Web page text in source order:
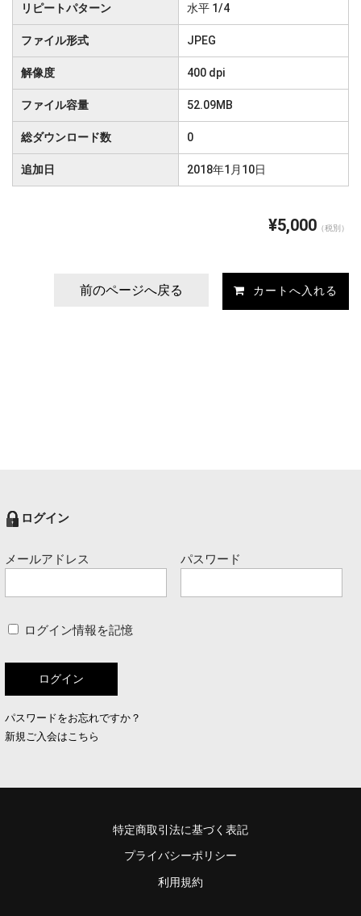
リピートパターン 水平 1/4
ファイル形式 JPEG
解像度 400 dpi
ファイル容量 52.09MB
総ダウンロード数 0
追加日 2018年1月10日
¥5,000 （税別）
前のページへ戻る
ログイン
メールアドレス パスワード
ログイン情報を記憶
パスワードをお忘れですか？
新規ご入会はこちら
特定商取引法に基づく表記
プライバシーポリシー
利用規約